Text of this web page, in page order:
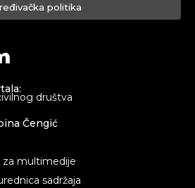
politika
društva
Čengić
za multimedije
sadržaja